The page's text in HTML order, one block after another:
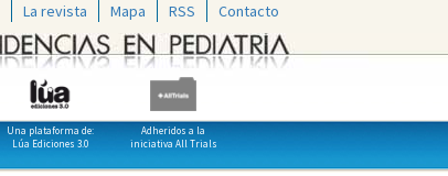
La revista Mapa RSS Contacto
Una plataforma de:
Lúa Ediciones 3.0
Adheridos a la
iniciativa All Trials